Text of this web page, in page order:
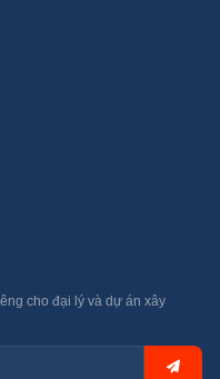
cho đại lý và dự án xây